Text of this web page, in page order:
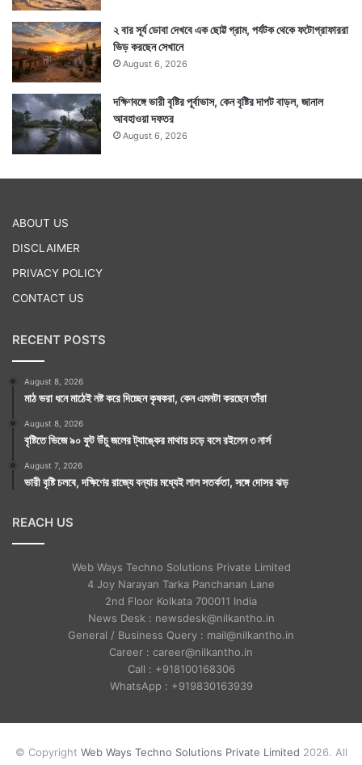
২ বার সূর্য ডোবা দেখবে এক ছোট্ট গ্রাম, পর্যটক থেকে ফটোগ্রাফাররা
ভিড় করছেন সেখানে
August 6, 2026
দক্ষিণবঙ্গে ভারী বৃষ্টির পূর্বাভাস, কেন বৃষ্টির দাপট বাড়ল, জানাল
আবহাওয়া দফতর
August 6, 2026
ABOUT US
DISCLAIMER
PRIVACY POLICY
CONTACT US
RECENT POSTS
August 8, 2026
মাঠ ভরা ধনে মাঠেই নষ্ট করে দিচ্ছেন কৃষকরা, কেন এমনটা করছেন তাঁরা
August 8, 2026
বৃষ্টিতে ভিজে ৯০ ফুট উঁচু জলের ট্যাঙ্কের মাথায় চড়ে বসে রইলেন ৩ নার্স
August 7, 2026
ভারী বৃষ্টি চলবে, দক্ষিণের রাজ্যে বন্যার মধ্যেই লাল সতর্কতা, সঙ্গে দোসর ঝড়
REACH US
Web Ways Techno Solutions Private Limited
4 Joy Narayan Tarka Panchanan Lane
2nd Floor Kolkata 700011 India
News Desk : newsdesk@nilkantho.in
General / Business Query : mail@nilkantho.in
Career : career@nilkantho.in
Call : +918100168306
WhatsApp : +919830163939
© Copyright Web Ways Techno Solutions Private Limited 2026. All